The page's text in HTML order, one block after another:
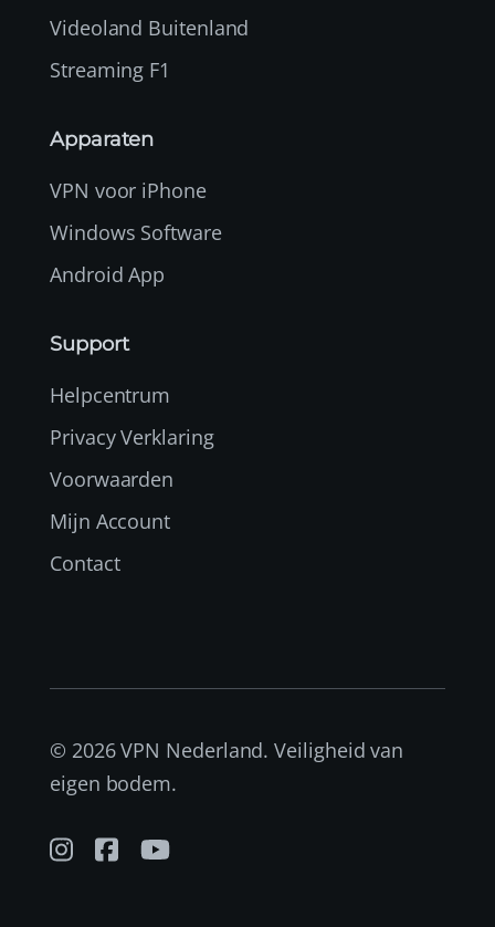
Videoland Buitenland
Streaming F1
Apparaten
VPN voor iPhone
Windows Software
Android App
Support
Helpcentrum
Privacy Verklaring
Voorwaarden
Mijn Account
Contact
© 2026 VPN Nederland. Veiligheid van
eigen bodem.